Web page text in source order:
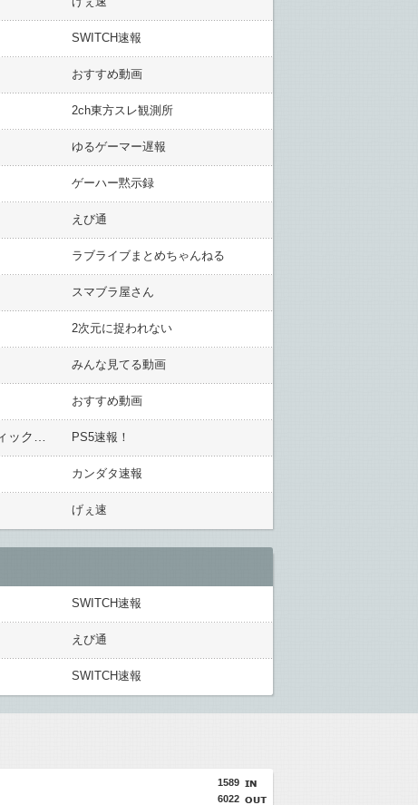
SWITCH速報
おすすめ動画
2ch東方スレ観測所
ゆるゲーマー遅報
ゲーハー黙示録
えび通
ラブライブまとめちゃんねる
スマブラ屋さん
2次元に捉われない
みんな見てる動画
おすすめ動画
PS5速報！
カンダタ速報
げぇ速
SWITCH速報
えび通
SWITCH速報
1589
6022